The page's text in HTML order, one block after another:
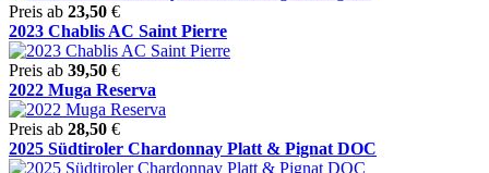
Preis ab 23,50 €
2023 Chablis AC Saint Pierre
Preis ab 39,50 €
2022 Muga Reserva
Preis ab 28,50 €
2025 Südtiroler Chardonnay Platt & Pignat DOC